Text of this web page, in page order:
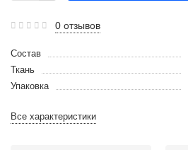
0 отзывов
Состав
Ткань
Упаковка
Все характеристики